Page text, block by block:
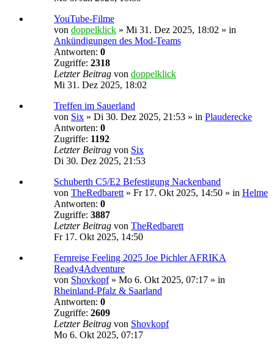
YouTube-Filme
von doppelklick » Mi 31. Dez 2025, 18:02 » in
Ankündigungen des Mod-Teams
Antworten: 0
Zugriffe: 2318
Letzter Beitrag von doppelklick
Mi 31. Dez 2025, 18:02
Treffen im Sauerland
von Six » Di 30. Dez 2025, 21:53 » in Plauderecke
Antworten: 0
Zugriffe: 1192
Letzter Beitrag von Six
Di 30. Dez 2025, 21:53
Schuberth C5/E2 Befestigung Nackenband
von TheRedbarett » Fr 17. Okt 2025, 14:50 » in Helme
Antworten: 0
Zugriffe: 3887
Letzter Beitrag von TheRedbarett
Fr 17. Okt 2025, 14:50
Fernreise Feeling 2025 Joe Pichler AFRIKA
Ready4Adventure
von Shovkopf» Mo 6. Okt 2025, 07:17 » in
Rheinland-Pfalz & Saarland
Antworten: 0
Zugriffe: 2609
Letzter Beitrag von Shovkopf
Mo 6. Okt 2025, 07:17